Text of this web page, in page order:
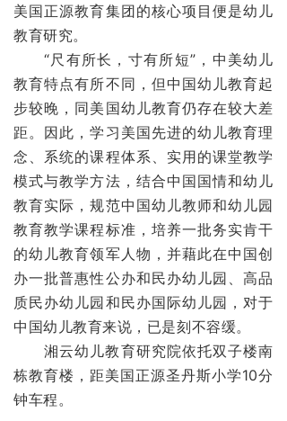
美国正源教育集团的核心项目便是幼儿
教育研究。
“尺有所长，寸有所短”，中美幼儿
教育特点有所不同，但中国幼儿教育起
步较晚，同美国幼儿教育仍存在较大差
距。因此，学习美国先进的幼儿教育理
念、系统的课程体系、实用的课堂教学
模式与教学方法，结合中国国情和幼儿
教育实际，规范中国幼儿教师和幼儿园
教育教学课程标准，培养一批务实肯干
的幼儿教育领军人物，并藉此在中国创
办一批普惠性公办和民办幼儿园、高品
质民办幼儿园和民办国际幼儿园，对于
中国幼儿教育来说，已是刻不容缓。
湘云幼儿教育研究院依托双子楼南
栋教育楼，距美国正源圣丹斯小学10分
钟车程。